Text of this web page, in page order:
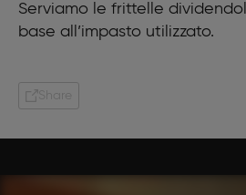
Serviamo le frittelle
base all’impasto utilizzato.
Share